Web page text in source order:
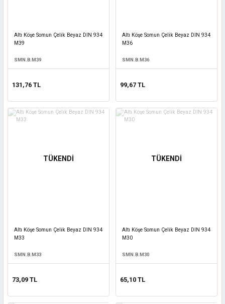
Altı Köşe Somun Çelik Beyaz DIN 934
M39
SMN.B.M39
131,76 TL
Altı Köşe Somun Çelik Beyaz DIN 934
M36
SMN.B.M36
99,67 TL
TÜKENDİ
Altı Köşe Somun Çelik Beyaz DIN 934
M33
SMN.B.M33
73,09 TL
TÜKENDİ
Altı Köşe Somun Çelik Beyaz DIN 934
M30
SMN.B.M30
65,10 TL